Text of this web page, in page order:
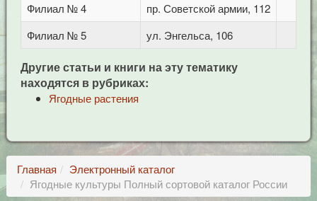
Филиал № 4 пр. Советской армии, 112
Филиал № 5
ул. Энгельса, 106
Другие статьи и книги на эту тематику
находятся в рубриках:
Ягодные растения
Главная
Электронный каталог
Ягодные культуры Полный сортовой каталог России